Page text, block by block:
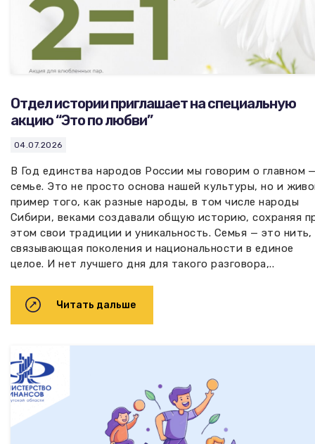
Отдел истории приглашает на специальную
акцию “Это по любви”
04.07.2026
В Год единства народов России мы говорим о главном
семье. Это не просто основа нашей культуры, но и
пример того, как разные народы, в том числе народы
Сибири, веками создавали общую историю, сохраняя
этом свои традиции и уникальность. Семья — это нить,
связывающая поколения и национальности в единое
целое. И нет лучшего дня для такого разговора,..
Читать дальше